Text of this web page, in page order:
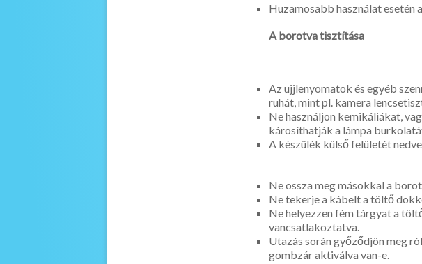
Huzamosabb használat esetén
A borotva tisztítása
Az ujjlenyomatok és egyéb
ruhát, mint pl. kamera
Ne használjon kemikáliákat,
károsíthatják a lámpa
A készülék külső felületét
Ne ossza meg másokkal a
Ne tekerje a kábelt a töltő
Ne helyezzen fém tárgyat a
vancsatlakoztatva.
Utazás során győződjön meg
gombzár aktiválva van-e.